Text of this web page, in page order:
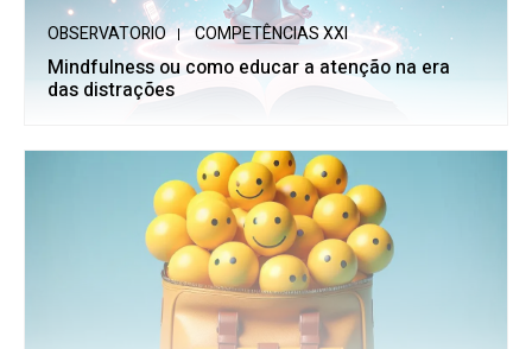
OBSERVATORIO COMPETÊNCIAS XXI
Mindfulness ou como educar a atenção na era
das distrações